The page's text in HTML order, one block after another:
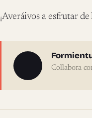
¡Averáivos a esfrutar
Sobre
Collabora